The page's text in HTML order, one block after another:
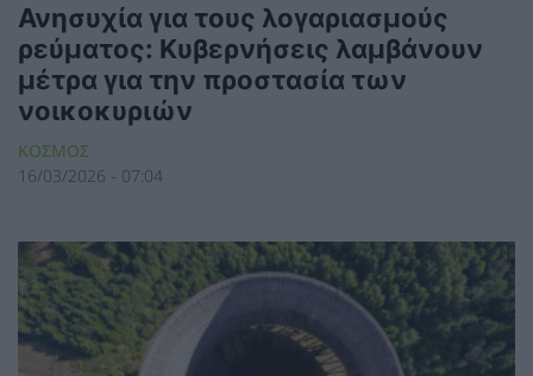
Ανησυχία για τους λογαριασμούς
ρεύματος: Κυβερνήσεις λαμβάνουν
μέτρα για την προστασία των
νοικοκυριών
ΚΟΣΜΟΣ
16/03/2026 - 07:04